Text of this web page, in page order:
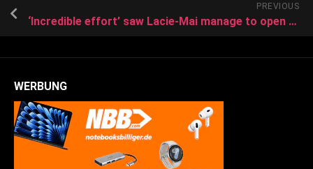
PREVIOUS
‘Incredible effort’ saw Lacie-Mai manage to open a window to property
WERBUNG